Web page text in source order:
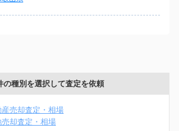
の種別を選択して査定を依頼
売却査定・相場
却査定・相場